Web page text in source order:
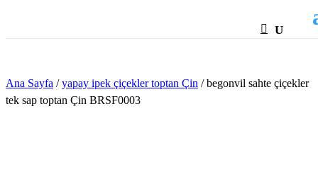
Ana Sayfa /yapay ipek çiçekler toptan Çin / begonvil sahte çiçekler
tek sap toptan Çin BRSF0003